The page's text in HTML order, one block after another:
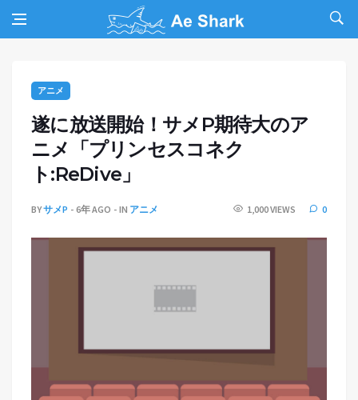
アニメ
遂に放送開始！サメP期待大のア
ニメ「プリンセスコネク
ト:ReDive」
BYサメP 6年 AGO IN アニメ 1,000 VIEWS 0